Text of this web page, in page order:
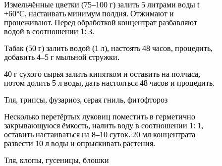
Измельчённые цветки (75–100 г) залить 5 литрами воды t
+60°C, настаивать минимум полдня. Отжимают и
процеживают. Перед обработкой концентрат разбавляют
водой в соотношении 1: 3.
Табак (50 г) залить водой (1 л), настоять 48 часов, процедить,
добавить 4–5 г мыльной стружки.
40 г сухого сырья залить кипятком и оставить на полчаса,
потом долить 5 л воды, дать настояться 48 часов и процедить.
Тля, трипсы, фузариоз, серая гниль, фитофтороз
Несколько перетёртых луковиц поместить в герметично
закрывающуюся ёмкость, налить воду в соотношении 1: 1,
оставить настаиваться на 8–10 суток. 20 мл концентрата
развести 10 л воды и опрыскивать растения.
Тля, клопы, гусеницы, блошки